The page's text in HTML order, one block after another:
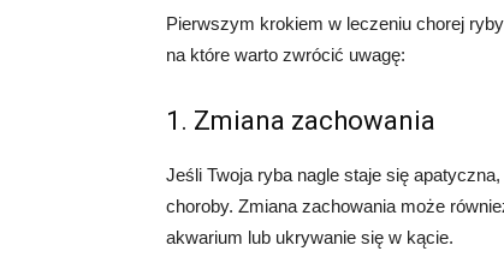
Pierwszym krokiem w leczeniu chorej
na które warto zwrócić uwagę:
1. Zmiana zachowania
Jeśli Twoja ryba nagle staje się
choroby. Zmiana zachowania może
akwarium lub ukrywanie się w kącie.